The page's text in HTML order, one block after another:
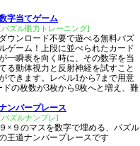
字当てゲーム
ズル眼力トレーニング]
ダウンロード不要で遊べる無料パズ
ルゲーム！上段に並べられたカード
一瞬表を向く時に、その数字を当
る動体視力と反射神経を試すこと
できます。レベル1から7まで用意
の枚数が3枚から9枚へと増え、難
ンバープレース
ズルナンプレ]
９×９のマスを数字で埋める、パズル
王道ナンバープレースです